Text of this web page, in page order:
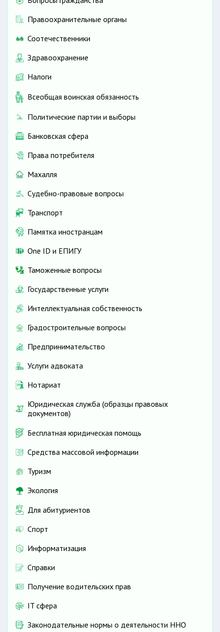
Правоохранительные органы
Соотечественники
Здравоохранение
Налоги
Всеобщая воинская обязанность
Политические партии и выборы
Банковская сфера
Права потребителя
Махалля
Судебно-правовые вопросы
Транспорт
Памятка иностранцам
One ID и ЕПИГУ
Таможенные вопросы
Государственные услуги
Интеллектуальная собственность
Градостроительные вопросы
Предпринимательство
Услуги адвоката
Нотариат
Юридическая служба (образцы правовых
документов)
Бесплатная юридическая помощь
Средства массовой информации
Туризм
Экология
Для абитуриентов
Спорт
Информатизация
Справки
Получение водительских прав
IT сфера
Законодательные нормы о деятельности ННО